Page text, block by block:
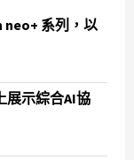
系列，以
展示綜合AI協